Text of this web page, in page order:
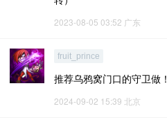
2023-08-05 03:52 广东
fruit_prince
推荐乌鸦窝门口的守卫做！
2024-09-02 15:39 北京